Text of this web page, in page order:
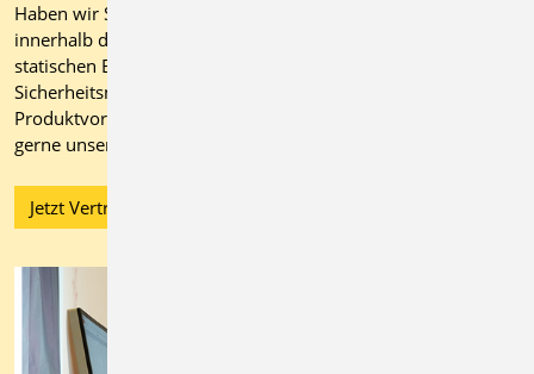
Haben wir Sie überzeugt von den vielseitigen Möglichkeiten
innerhalb der mb WorkSuite? Dann bringen Sie jetzt Ihre
statischen Berechnungen auf ein neues Effizienz- und
Sicherheitsniveau. Kontaktieren Sie für eine individuelle
Produktvorstellung oder ein maßgeschneidertes Angebot
gerne unser Vertriebsteam.
Jetzt Vertrieb kontaktieren!